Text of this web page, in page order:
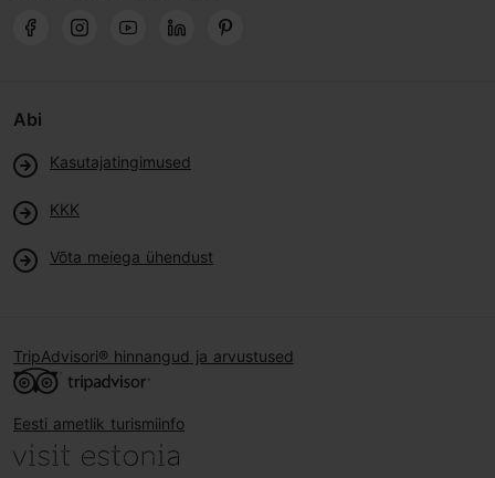
Abi
Kasutajatingimused
KKK
Võta meiega ühendust
TripAdvisori® hinnangud ja arvustused
Eesti ametlik turismiinfo